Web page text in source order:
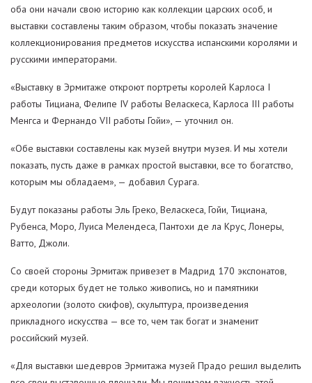
оба они начали свою историю как коллекции царских особ, и
выставки составлены таким образом, чтобы показать значение
коллекционирования предметов искусства испанскими королями и
русскими императорами.
«Выставку в Эрмитаже откроют портреты королей Карлоса I
работы Тициана, Фелипе IV работы Веласкеса, Карлоса III работы
Менгса и Фернандо VII работы Гойи», — уточнил он.
«Обе выставки составлены как музей внутри музея. И мы хотели
показать, пусть даже в рамках простой выставки, все то богатство,
которым мы обладаем», — добавил Сурага.
Будут показаны работы Эль Греко, Веласкеса, Гойи, Тициана,
Рубенса, Моро, Луиса Мелендеса, Пантохи де ла Крус, Лонеры,
Ватто, Джоли.
Со своей стороны Эрмитаж привезет в Мадрид 170 экспонатов,
среди которых будет не только живопись, но и памятники
археологии (золото скифов), скульптура, произведения
прикладного искусства — все то, чем так богат и знаменит
российский музей.
«Для выставки шедевров Эрмитажа музей Прадо решил выделить